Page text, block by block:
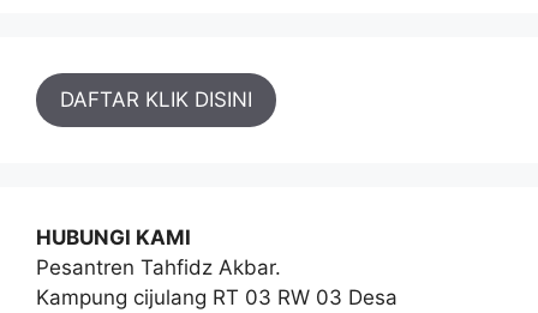
DAFTAR KLIK DISINI
HUBUNGI KAMI
Pesantren Tahfidz Akbar.
Kampung cijulang RT 03 RW 03 Desa